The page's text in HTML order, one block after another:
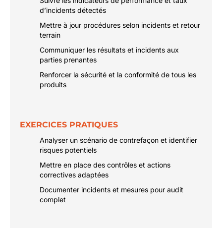
d’incidents détectés
Mettre à jour procédures selon incidents et retour
terrain
Communiquer les résultats et incidents aux
parties prenantes
Renforcer la sécurité et la conformité de tous les
produits
EXERCICES PRATIQUES
Analyser un scénario de contrefaçon et identifier
risques potentiels
Mettre en place des contrôles et actions
correctives adaptées
Documenter incidents et mesures pour audit
complet